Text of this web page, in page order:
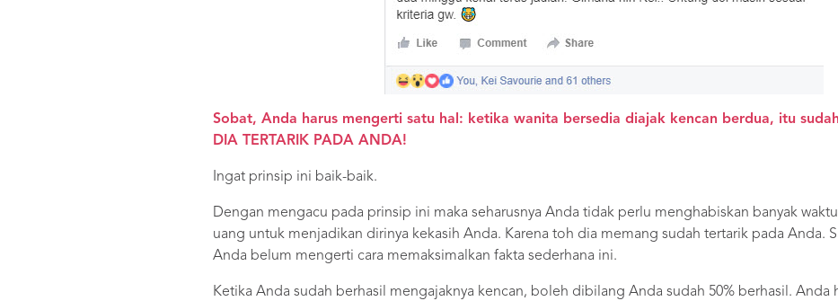
Sobat, Anda harus mengerti satu hal: ketika wanita bersedia diajak kencan berdua, itu
DIA TERTARIK PADA ANDA!
Ingat prinsip ini baik-baik.
Dengan mengacu pada prinsip ini maka seharusnya Anda tidak perlu menghabiskan banyak
uang untuk menjadikan dirinya kekasih Anda. Karena toh dia memang sudah tertarik pada Anda.
Anda belum mengerti cara memaksimalkan fakta sederhana ini.
Ketika Anda sudah berhasil mengajaknya kencan, boleh dibilang Anda sudah 50% berhasil. Anda